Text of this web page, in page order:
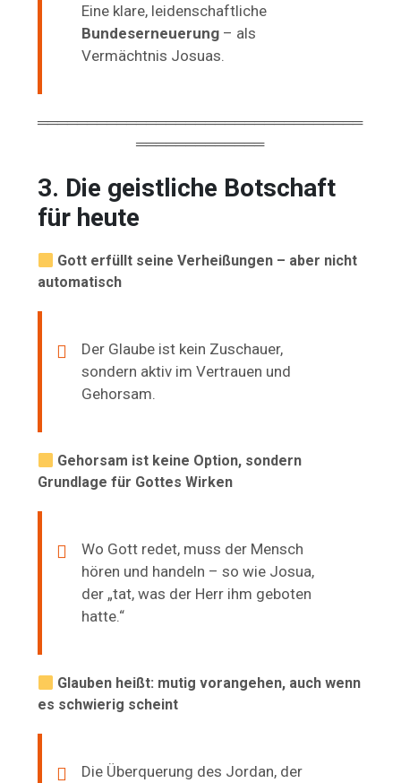
Eine klare, leidenschaftliche
Bundeserneuerung – als
Vermächtnis Josuas.
═════════════════════════════════
═════════════
3. Die geistliche Botschaft
für heute
Gott erfüllt seine Verheißungen – aber nicht
automatisch
Der Glaube ist kein Zuschauer,
sondern aktiv im Vertrauen und
Gehorsam.
Gehorsam ist keine Option, sondern
Grundlage für Gottes Wirken
Wo Gott redet, muss der Mensch
hören und handeln – so wie Josua,
der „tat, was der Herr ihm geboten
hatte.“
Glauben heißt: mutig vorangehen, auch wenn
es schwierig scheint
Die Überquerung des Jordan, der